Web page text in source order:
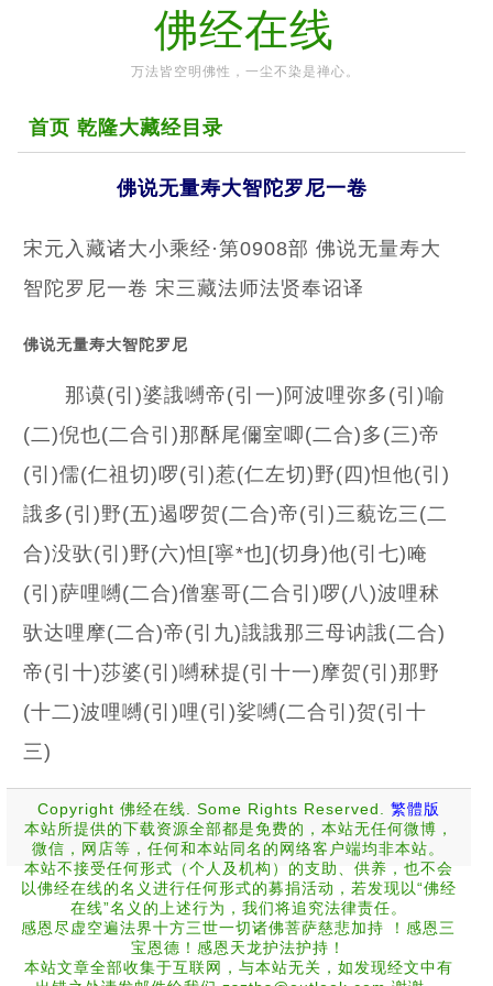
佛经在线
万法皆空明佛性 ，一尘不染是禅心。
首页 乾隆大藏经目录
佛说无量寿大智陀罗尼一卷
宋元入藏诸大小乘经·第0908部 佛说无量寿大
智陀罗尼一卷 宋三藏法师法贤奉诏译
佛说无量寿大智陀罗尼
那谟(引)婆誐嚩帝(引一)阿波哩弥多(引)喻
(二)倪也(二合引)那酥尾儞室唧(二合)多(三)帝
(引)儒(仁祖切)啰(引)惹(仁左切)野(四)怛他(引)
誐多(引)野(五)遏啰贺(二合)帝(引)三藐讫三(二
合)没驮(引)野(六)怛[寧*也](切身)他(引七)唵
(引)萨哩嚩(二合)僧塞哥(二合引)啰(八)波哩秫
驮达哩摩(二合)帝(引九)誐誐那三母讷誐(二合)
帝(引十)莎婆(引)嚩秫提(引十一)摩贺(引)那野
(十二)波哩嚩(引)哩(引)娑嚩(二合引)贺(引十
三)
Copyright 佛经在线. Some Rights Reserved. 繁體版
本站所提供的下载资源全部都是免费的，本站无任何微博，
微信，网店等，任何和本站同名的网络客户端均非本站。
本站不接受任何形式（个人及机构）的支助、供养，也不会
以佛经在线的名义进行任何形式的募捐活动，若发现以“佛经
在线”名义的上述行为，我们将追究法律责任。
感恩尽虚空遍法界十方三世一切诸佛菩萨慈悲加持 ！感恩三
宝恩德！感恩天龙护法护持！
本站文章全部收集于互联网，与本站无关，如发现经文中有